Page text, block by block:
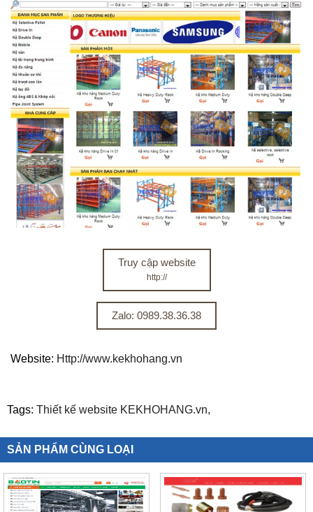
Truy cập website
http://
Zalo: 0989.38.36.38
Website: Http://www.kekhohang.vn
Tags: Thiết kế website KEKHOHANG.vn,
SẢN PHẨM CÙNG LOẠI